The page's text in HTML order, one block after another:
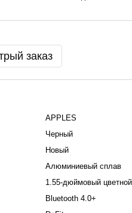
заказ
APPLES
Черный
Новый
Алюминиевый сплав
1.55-дюймовый
Bluetooth 4.0+